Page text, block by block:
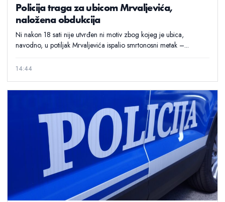
Policija traga za ubicom Mrvaljevića,
naložena obdukcija
Ni nakon 18 sati nije utvrđen ni motiv zbog kojeg je ubica,
navodno, u potiljak Mrvaljevića ispalio smrtonosni metak –...
14:44